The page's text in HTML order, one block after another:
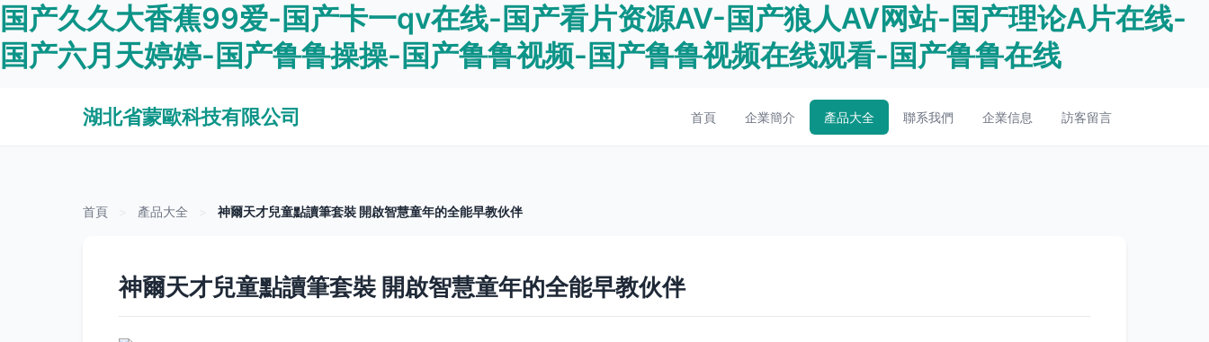
国产久久大香蕉99爱-国产卡一qv在线-国产看片资源AV-国产狼人AV网站-国产理论A片在线-
国产六月天婷婷-国产鲁鲁操操-国产鲁鲁视频-国产鲁鲁视频在线观看-国产鲁鲁在线
湖北省蒙歐科技有限公司 首頁 企業簡介 產品大全 聯系我們 企業信息 訪客留言
首頁 產品大全 神爾天才兒童點讀筆套裝 開啟智慧童年的全能早教伙伴
神爾天才兒童點讀筆套裝 開啟智慧童年的全能早教伙伴